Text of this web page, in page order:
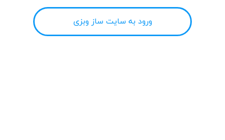
ورود به سایت ساز وبزی